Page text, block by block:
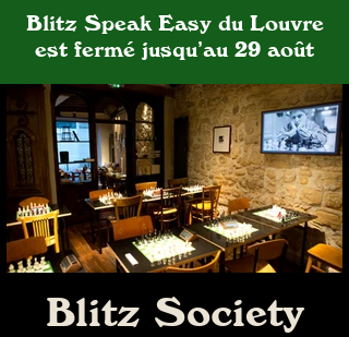
Blitz Speak Easy du Louvre
est fermé jusqu’au 29 août
Blitz Society